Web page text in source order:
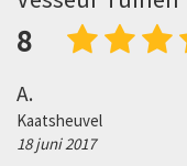
8
A.
Kaatsheuvel
18 juni 2017